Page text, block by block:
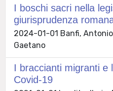
I boschi sacri nella
giurisprudenza
2024-01-01 Banfi,
Gaetano
I braccianti migranti e
Covid-19